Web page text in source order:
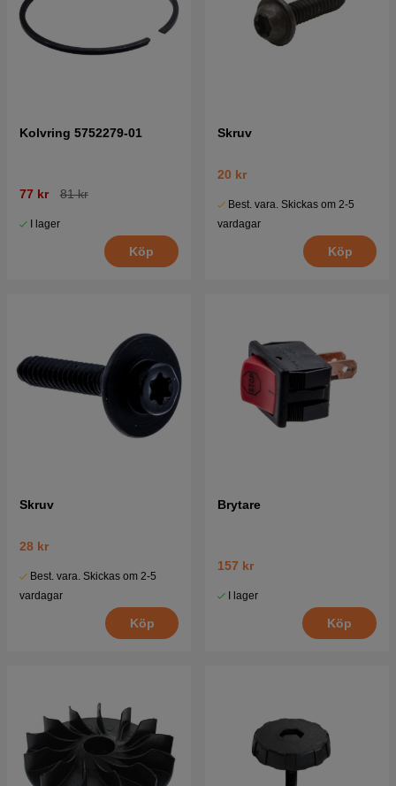
Kolvring 5752279-01
77 kr 81 kr
I lager
Köp
Skruv
20 kr
Best. vara. Skickas om 2-5
vardagar
Köp
Skruv
28 kr
Best. vara. Skickas om 2-5
vardagar
Köp
Brytare
157 kr
I lager
Köp